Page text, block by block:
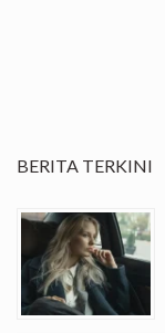
BERITA TERKINI